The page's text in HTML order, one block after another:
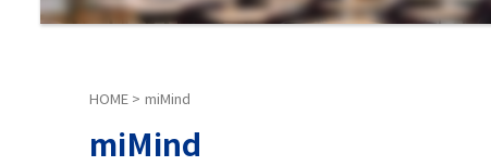
HOME > miMind
miMind